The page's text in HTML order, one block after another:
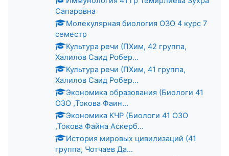
Сапаровна
Молекулярная биология ОЗО 4 курс 7
семестр
Культура речи (ПХим, 42 группа,
Халилов Саид Робер...
Культура речи (ПХим, 41 группа,
Халилов Саид Робер...
Экономика образования (Биологи 41
ОЗО ,Токова Фаин...
Экономика КЧР (Биологи 41 ОЗО
,Токова Файна Аскерб...
История мировых цивилизаций (41
группа, Чотчаев Да...